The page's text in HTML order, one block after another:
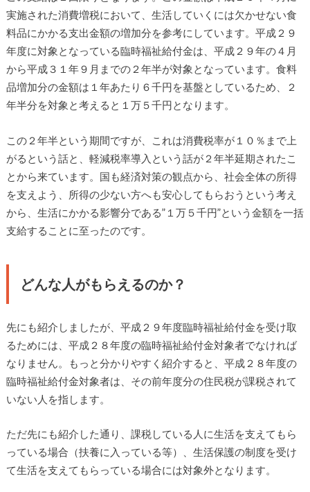
実施された消費増税において、生活していくには欠かせない食
料品にかかる支出金額の増加分を参考にしています。平成２９
年度に対象となっている臨時福祉給付金は、平成２９年の４月
から平成３１年９月までの２年半が対象となっています。食料
品増加分の金額は１年あたり６千円を基盤としているため、２
年半分を対象と考えると１万５千円となります。
この２年半という期間ですが、これは消費税率が１０％まで上
がるという話と、軽減税率導入という話が２年半延期されたこ
とから来ています。国も経済対策の観点から、社会全体の所得
を支えよう、所得の少ない方へも安心してもらおうという考え
から、生活にかかる影響分である”１万５千円”という金額を一括
支給することに至ったのです。
どんな人がもらえるのか？
先にも紹介しましたが、平成２９年度臨時福祉給付金を受け取
るためには、平成２８年度の臨時福祉給付金対象者でなければ
なりません。もっと分かりやすく紹介すると、平成２８年度の
臨時福祉給付金対象者は、その前年度分の住民税が課税されて
いない人を指します。
ただ先にも紹介した通り、課税している人に生活を支えてもら
っている場合（扶養に入っている等）、生活保護の制度を受け
て生活を支えてもらっている場合には対象外となります。